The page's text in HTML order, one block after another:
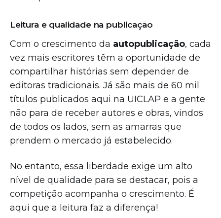
Leitura e qualidade na publicação
Com o crescimento da autopublicação, cada
vez mais escritores têm a oportunidade de
compartilhar histórias sem depender de
editoras tradicionais. Já são mais de 60 mil
títulos publicados aqui na UICLAP e a gente
não para de receber autores e obras, vindos
de todos os lados, sem as amarras que
prendem o mercado já estabelecido.
No entanto, essa liberdade exige um alto
nível de qualidade para se destacar, pois a
competição acompanha o crescimento. É
aqui que a leitura faz a diferença!